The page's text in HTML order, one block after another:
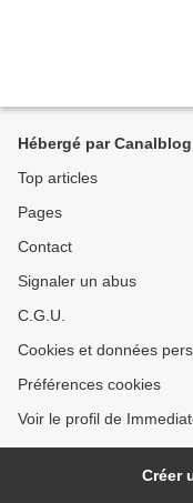
Hébergé par Canalblog
Top articles
Pages
Contact
Signaler un abus
C.G.U.
Cookies et données
Préférences cookies
Voir le profil de
Créer